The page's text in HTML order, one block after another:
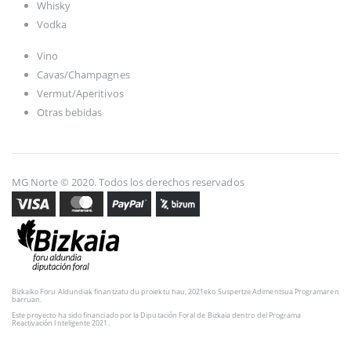
Whisky
Vodka
Vino
Cavas/Champagnes
Vermut/Aperitivos
Otras bebidas
MG Norte © 2020. Todos los derechos reservados
Bizkaiko Foru Aldundiak finantzatu du proiektu hau, 2021eko Suspertze Adimentsua Programaren
barruan.
Este proyecto ha sido financiado por la Diputación Foral de Bizkaia dentro del Programa
Reactivación Inteligente 2021.